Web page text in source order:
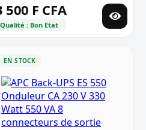
500 F CFA
Qualité : Bon Etat
EN STOCK